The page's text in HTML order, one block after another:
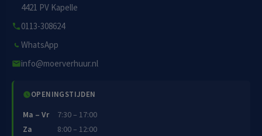
4421 PV Kapelle
0113-308624
WhatsApp
info@moerverhuur.nl
OPENINGSTIJDEN
Ma – Vr
7:30 – 17:00
Za
8:00 – 12:00